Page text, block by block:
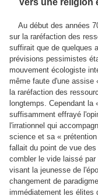
Vers une religion
Au début des années
sur la raréfaction des
suffirait que de quelques
prévisions pessimistes
mouvement écologiste
même faute d'une assise
la raréfaction des
longtemps. Cependant la
suffisamment effrayé
l'irrationnel qui
science et sa «
fallait du point de vue
combler le vide laissé
visant la jeunesse de
changement de
immédiatement les élites